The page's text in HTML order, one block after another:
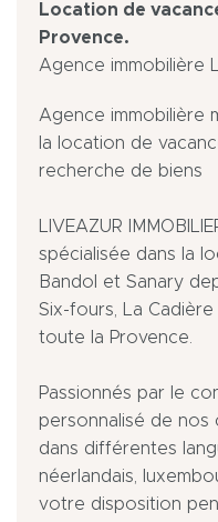
Location de
Provence.
Agence immobilière
Agence immobilière
la location de
recherche de biens
LIVEAZUR
spécialisée dans la
Bandol et Sanary
Six-fours, La
toute la Provence.
Passionnés par le
personnalisé de nos
dans différentes
néerlandais,
votre disposition